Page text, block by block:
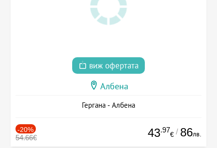
виж офертата
Албена
Гергана - Албена
-20%
54.66€ 43.97
€ / 86лв.